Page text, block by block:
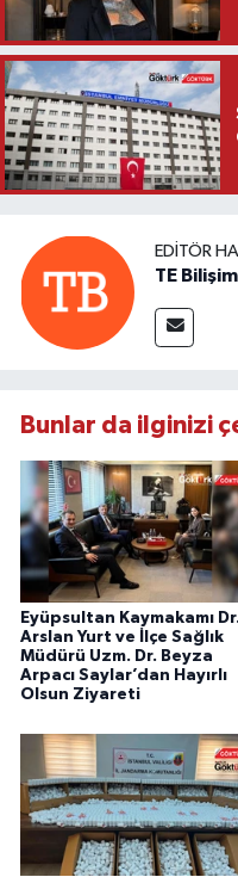
EDITÖR
TE Bilişim
Bunlar da ilginizi
Eyüpsultan Kaymakamı
Arslan Yurt ve İlçe Sağlık
Müdürü Uzm. Dr. Beyza
Arpacı Saylar’dan Hayırlı
Olsun Ziyareti